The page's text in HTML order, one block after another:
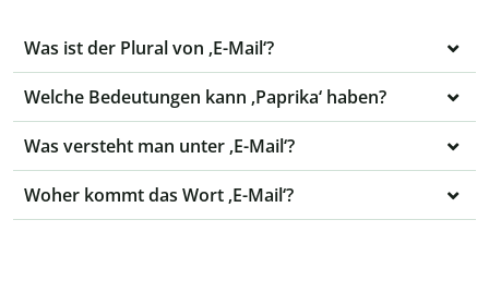
Was ist der Plural von ‚E-Mail‘?
Welche Bedeutungen kann ‚Paprika‘ haben?
Was versteht man unter ‚E-Mail‘?
Woher kommt das Wort ‚E-Mail‘?